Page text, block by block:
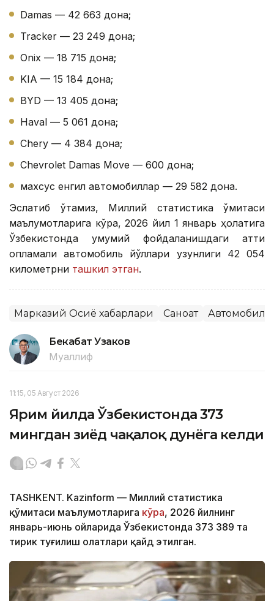
Damas — 42 663 дона;
Tracker — 23 249 дона;
Onix — 18 715 дона;
KIA — 15 184 дона;
BYD — 13 405 дона;
Haval — 5 061 дона;
Chery — 4 384 дона;
Chevrolet Damas Move — 600 дона;
махсус енгил автомобиллар — 29 582 дона.
Эслатиб ўтамиз, Миллий статистика қўмитаси
маълумотларига кўра, 2026 йил 1 январь ҳолатига
Ўзбекистонда умумий фойдаланишдаги қаттиқ
қопламали автомобиль йўллари узунлиги 42 054
километрни ташкил этган.
Марказий Осиё хабарлари Саноат
Бекабат Узаков
Муаллиф
11:15, 05 Август 2026
Ярим йилда Ўзбекистонда 373
мингдан зиёд чақалоқ дунёга келди
TASHKENT. Kazinform — Миллий статистика
қўмитаси маълумотларига кўра, 2026 йилнинг
январь-июнь ойларида Ўзбекистонда 373 389 та
тирик туғилиш ҳолатлари қайд этилган.